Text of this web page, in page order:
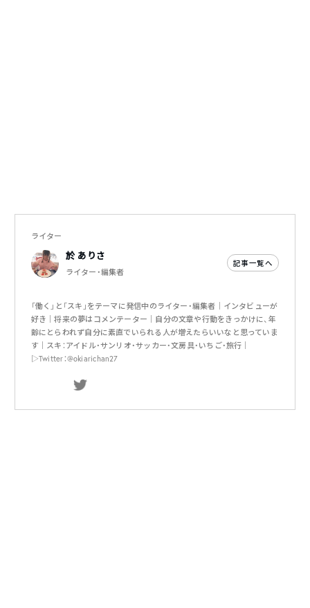
ライター
於 ありさ
ライター・編集者
記事一覧へ
「働く」と「スキ」をテーマに発信中のライター・編集者｜インタビューが
好き｜将来の夢はコメンテーター｜自分の文章や行動をきっかけに、年
齢にとらわれず自分に素直でいられる人が増えたらいいなと思っていま
す｜スキ：アイドル・サンリオ・サッカー・文房具・いちご・旅行｜
▷Twitter：@okiarichan27